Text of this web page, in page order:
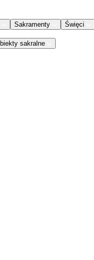
Sakramenty Święci
sakralne